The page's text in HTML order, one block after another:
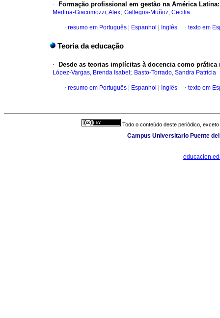
· Formação profissional em gestão na América Latina
Medina-Giacomozzi, Alex; Gallegos-Muñoz, Cecilia
· resumo em Português Espanhol Inglês · texto em
Teoria da educação
· Desde as teorias implícitas à docencia como prática
López-Vargas, Brenda Isabel ; Basto-Torrado, Sandra Patricia
· resumo em Português Espanhol Inglês · texto em
Todo o conteúdo deste periódico,
Campus Universitario Puente